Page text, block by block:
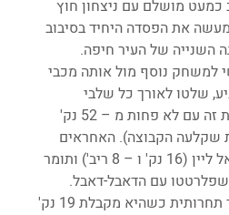
כמעט מושלם עם ניצחון חוץ
את הפסדה היחיד בסיבוב
השנייה של העיר חיפה.
למשחק נוסף מול אותה מכבי
שלטו לאורך כל שלבי
המשחק כשהם עושים את זה עם לא פחות מ – 52 נק'
שקלעה הקבוצה). האחראים
העיקריים לכך היו ישמעאל ליין (16 נק' ו – 8 ריב') ותומר
נק' ו – 8 ריב') שפלרטטו עם הדאבל-דאבל.
חיפה עוד ניסתה להישאר תחרותית כשהיא מקבלת 19 נק'